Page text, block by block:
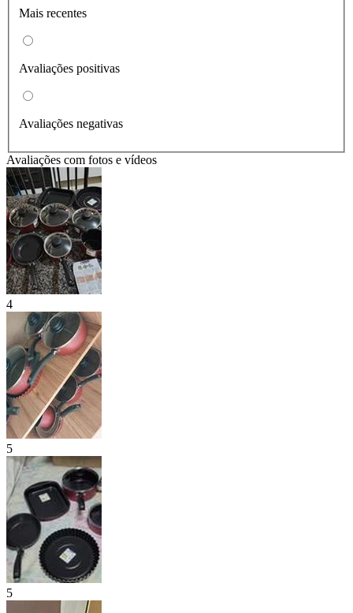
Mais recentes
Avaliações positivas
Avaliações negativas
Avaliações com fotos e vídeos
4
5
5